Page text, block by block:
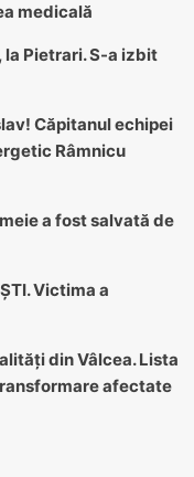
medicală
la Pietrari. S-a izbit
Căpitanul echipei
Râmnicu
a fost salvată de
Victima a
din Vâlcea. Lista
afectate